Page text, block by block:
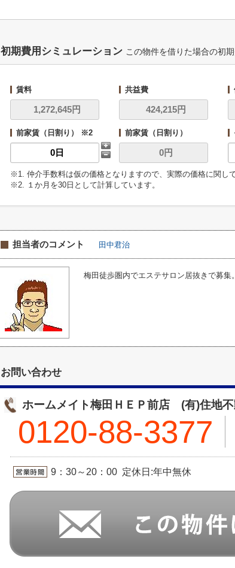
初期費用シミュレーション この物件を借りた場合の初期
賃料 共益費
前家賃（日割り） ※2 前家賃（日割り）
※1. 仲介手数料は仮の価格となりますので、実際の価格に関し
※2. １か月を30日として計算しています。
担当者のコメント 田中君治
梅田徒歩圏内でエステサロン居抜きで募
お問い合わせ
ホームメイト梅田ＨＥＰ前店 (有)住地
0120-88-3377
9：30～20：00 定休日:年中無休